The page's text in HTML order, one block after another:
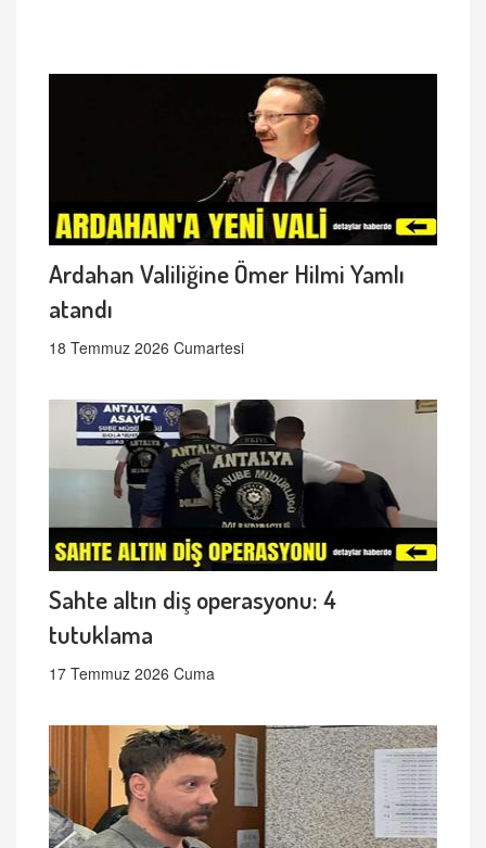
Ardahan Valiliğine Ömer Hilmi Yamlı
atandı
18 Temmuz 2026 Cumartesi
Sahte altın diş operasyonu: 4
tutuklama
17 Temmuz 2026 Cuma